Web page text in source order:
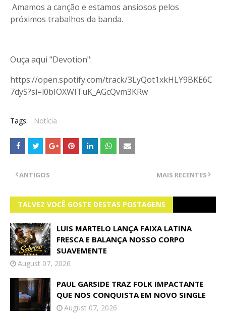
Amamos a canção e estamos ansiosos pelos
próximos trabalhos da banda.
Ouça aqui "Devotion":
https://open.spotify.com/track/3LyQot1xkHLY9BKE6C
7dyS?si=l0bIOXWITuK_AGcQvm3KRw
Tags: Notícia
MAIS RECENTES
ANTIGOS
TALVEZ VOCÊ GOSTE DESTAS POSTAGENS
LUIS MARTELO LANÇA FAIXA LATINA
FRESCA E BALANÇA NOSSO CORPO
SUAVEMENTE
August 07, 2026
PAUL GARSIDE TRAZ FOLK IMPACTANTE
QUE NOS CONQUISTA EM NOVO SINGLE
August 07, 2026